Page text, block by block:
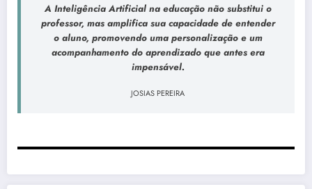
A Inteligência Artificial na educação não substitui o
professor, mas amplifica sua capacidade de entender
o aluno, promovendo uma personalização e um
acompanhamento do aprendizado que antes era
impensável.
JOSIAS PEREIRA